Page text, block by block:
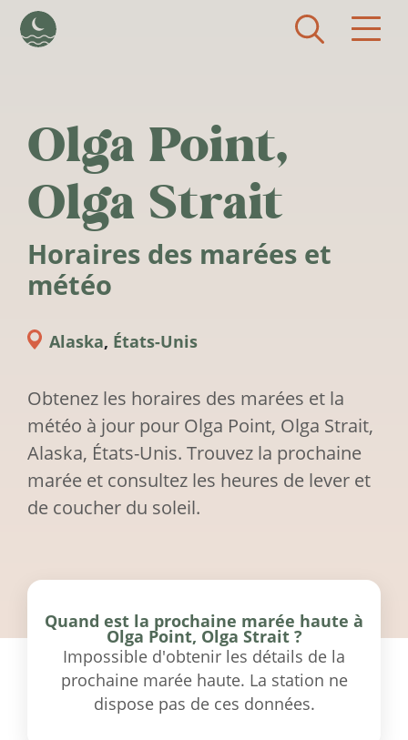
Olga Point,
Olga Strait
Horaires des marées et
météo
Alaska, États-Unis
Obtenez les horaires des marées et la
météo à jour pour Olga Point, Olga Strait,
Alaska, États-Unis. Trouvez la prochaine
marée et consultez les heures de lever et
de coucher du soleil.
Quand est la prochaine marée haute à
Olga Point, Olga Strait ?
Impossible d'obtenir les détails de la
prochaine marée haute. La station ne
dispose pas de ces données.